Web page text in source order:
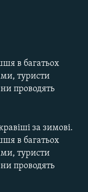
в багатьох
туристи
проводять
за зимові.
в багатьох
туристи
проводять